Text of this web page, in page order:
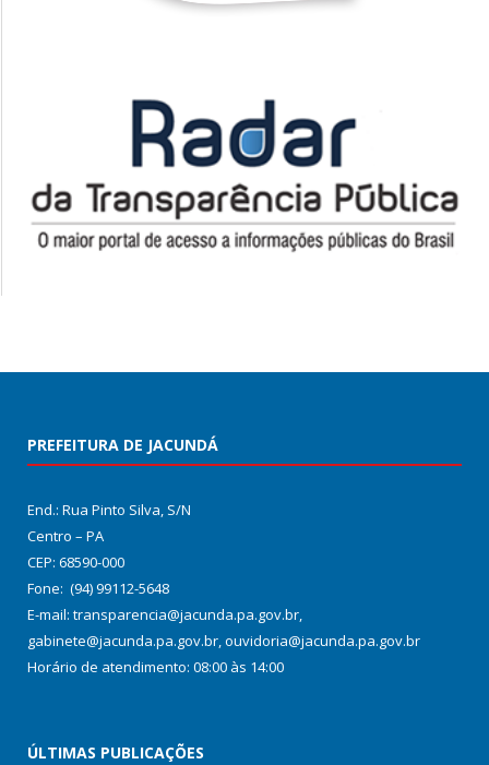
PREFEITURA DE JACUNDÁ
End.: Rua Pinto Silva, S/N
Centro – PA
CEP: 68590-000
Fone: (94) 99112-5648
E-mail: transparencia@jacunda.pa.gov.br,
gabinete@jacunda.pa.gov.br, ouvidoria@jacunda.pa.gov.br
Horário de atendimento: 08:00 às 14:00
ÚLTIMAS PUBLICAÇÕES